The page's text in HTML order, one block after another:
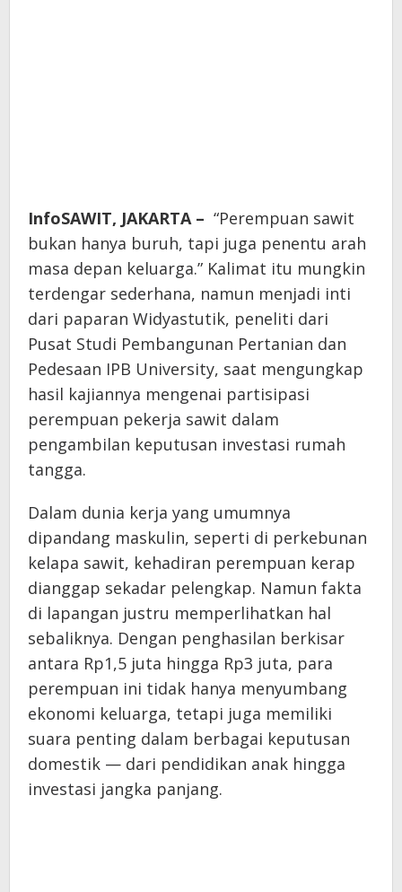
InfoSAWIT, JAKARTA – “Perempuan sawit
bukan hanya buruh, tapi juga penentu arah
masa depan keluarga.” Kalimat itu mungkin
terdengar sederhana, namun menjadi inti
dari paparan Widyastutik, peneliti dari
Pusat Studi Pembangunan Pertanian dan
Pedesaan IPB University, saat mengungkap
hasil kajiannya mengenai partisipasi
perempuan pekerja sawit dalam
pengambilan keputusan investasi rumah
tangga.
Dalam dunia kerja yang umumnya
dipandang maskulin, seperti di perkebunan
kelapa sawit, kehadiran perempuan kerap
dianggap sekadar pelengkap. Namun fakta
di lapangan justru memperlihatkan hal
sebaliknya. Dengan penghasilan berkisar
antara Rp1,5 juta hingga Rp3 juta, para
perempuan ini tidak hanya menyumbang
ekonomi keluarga, tetapi juga memiliki
suara penting dalam berbagai keputusan
domestik — dari pendidikan anak hingga
investasi jangka panjang.